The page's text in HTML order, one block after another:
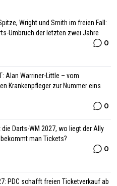
Wright und Smith im freien Fall:
Umbruch der letzten zwei Jahre
0
Alan Warriner-Little – vom
Krankenpfleger zur Nummer eins
0
die Darts-WM 2027, wo liegt der Ally
man Tickets?
0
PDC schafft freien Ticketverkauf ab